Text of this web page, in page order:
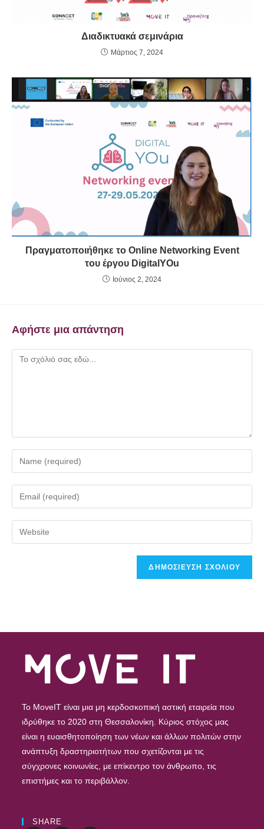
Διαδικτυακά σεμινάρια
Μάρτιος 7, 2024
Πραγματοποιήθηκε το Online Networking Event
του έργου DigitalYOu
Ιούνιος 2, 2024
Αφήστε μια απάντηση
To MoveIT είναι μια μη κερδοσκοπική αστική εταιρεία που
ιδρύθηκε το 2020 στη Θεσσαλονίκη. Κύριος στόχος μας
είναι η ευαισθητοποίηση των νέων και άλλων πολιτών στην
ανάπτυξη δραστηριοτήτων που σχετίζονται με τις
σύγχρονες κοινωνίες, με επίκεντρο τον άνθρωπο, τις
επιστήμες και το περιβάλλον.
SHARE